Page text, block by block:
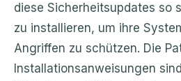
diese Sicherheitsupdates so
zu installieren, um ihre
Angriffen zu schützen. Die
Installationsanweisungen